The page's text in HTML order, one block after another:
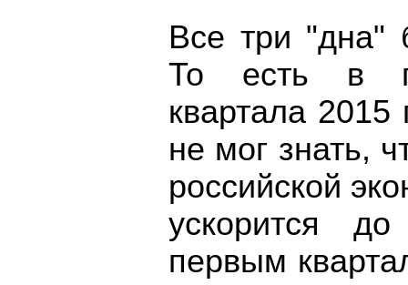
Все три "дна"
То есть в
квартала 2015
не мог знать,
российской
ускорится
первым